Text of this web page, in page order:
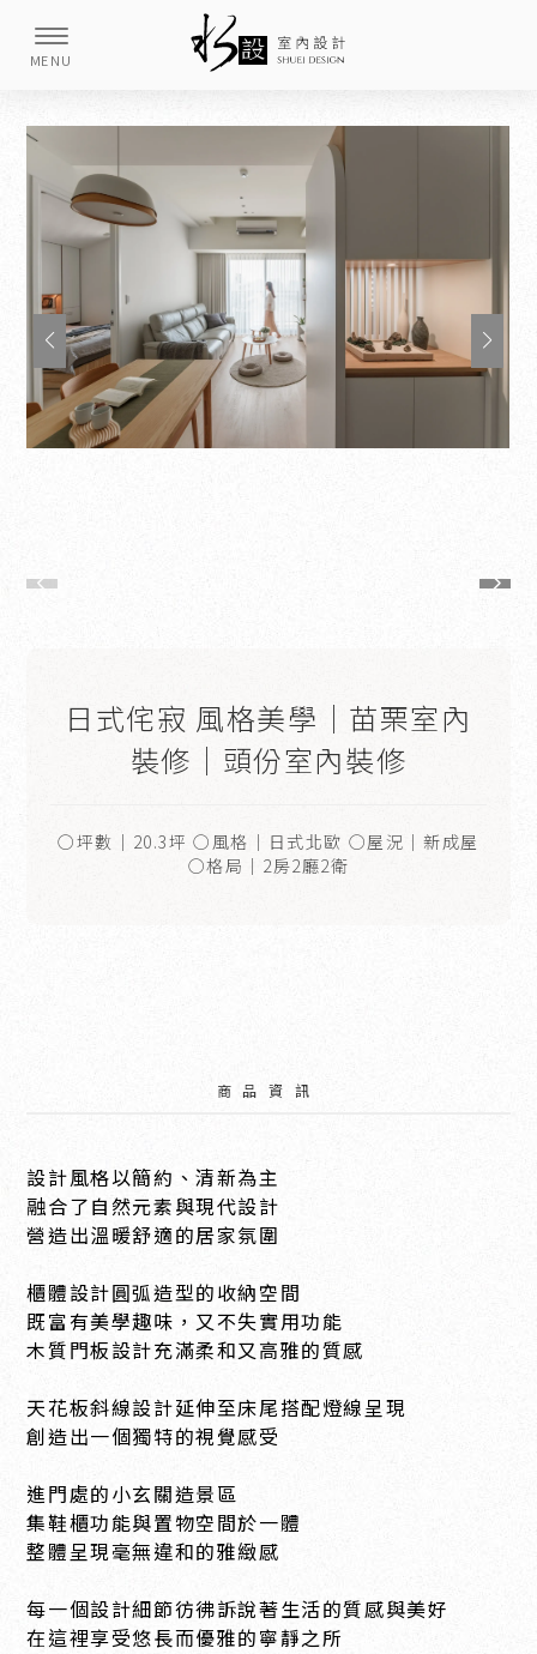
日式侘寂 風格美學｜苗栗室內
裝修｜頭份室內裝修
○坪數｜20.3坪 ○風格｜日式北歐 ○屋況｜新成屋
○格局｜2房2廳2衛
商品資訊
設計風格以簡約、清新為主
融合了自然元素與現代設計
營造出溫暖舒適的居家氛圍
櫃體設計圓弧造型的收納空間
既富有美學趣味，又不失實用功能
木質門板設計充滿柔和又高雅的質感
天花板斜線設計延伸至床尾搭配燈線呈現
創造出一個獨特的視覺感受
進門處的小玄關造景區
集鞋櫃功能與置物空間於一體
整體呈現毫無違和的雅緻感
每一個設計細節彷彿訴說著生活的質感與美好
在這裡享受悠長而優雅的寧靜之所